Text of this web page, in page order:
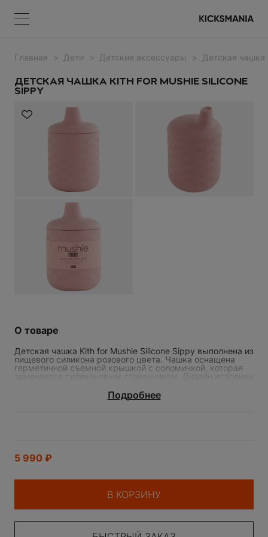
Главная Дети Детские аксессуары Детская чашка
ДЕТСКАЯ ЧАШКА KITH FOR MUSHIE SILICONE
SIPPY
О товаре
Детская чашка Kith for Mushie Silicone Sippy выполнена из
пищевого силикона розового цвета. Чашка оснащена
герметичной съемной крышкой с соломинкой, которая
заменяется силиконовым стаканчиком. Дизайн исполнен
поильника. Материал не содержит бисфенол A, ПВХ и
фталатов. Объем: 175 мл
Подробнее
5 990 ₽
В КОРЗИНУ
Меню ВОЙТИ
Регистрация
ВОЙТИ
Меню КОРЗИНА
НЕТ ТОВАРОВ